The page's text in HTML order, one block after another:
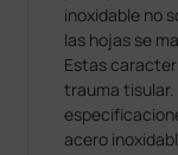
inoxidable no
las hojas se
Estas
trauma tisular.
acero